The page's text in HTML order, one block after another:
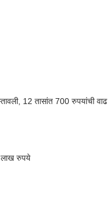
डंख! जळगावची सुवर्णनगरीही धास्तावली, 12 तासांत 700 रुपयांची वाढ
लाख रुपये